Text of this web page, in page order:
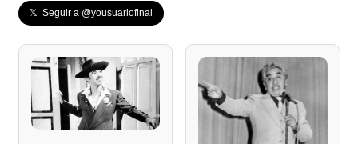
𝕏 Seguir a @yousuariofinal